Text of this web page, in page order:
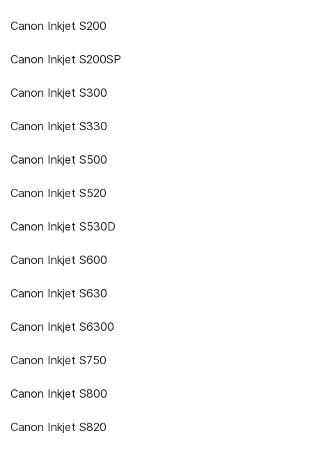
Canon Inkjet S200
Canon Inkjet S200SP
Canon Inkjet S300
Canon Inkjet S330
Canon Inkjet S500
Canon Inkjet S520
Canon Inkjet S530D
Canon Inkjet S600
Canon Inkjet S630
Canon Inkjet S6300
Canon Inkjet S750
Canon Inkjet S800
Canon Inkjet S820